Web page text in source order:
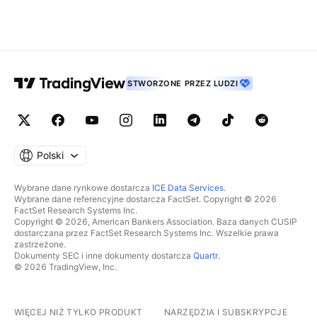
STWORZONE PRZEZ LUDZI
Polski
Wybrane dane rynkowe dostarcza ICE Data Services.
Wybrane dane referencyjne dostarcza FactSet. Copyright © 2026
FactSet Research Systems Inc.
Copyright © 2026, American Bankers Association. Baza danych CUSIP
dostarczana przez FactSet Research Systems Inc. Wszelkie prawa
zastrzeżone.
Dokumenty SEC i inne dokumenty dostarcza Quartr.
© 2026 TradingView, Inc.
WIĘCEJ NIŻ TYLKO PRODUKT NARZĘDZIA I SUBSKRYPCJE